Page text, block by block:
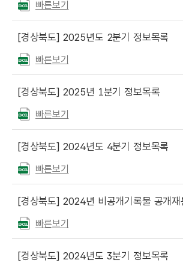
빠른보기
[경상북도] 2025년도 2분기 정보목록
빠른보기
[경상북도] 2025년 1분기 정보목록
빠른보기
[경상북도] 2024년도 4분기 정보목록
빠른보기
[경상북도] 2024년 비공개기록물 공개재
빠른보기
[경상북도] 2024년도 3분기 정보목록